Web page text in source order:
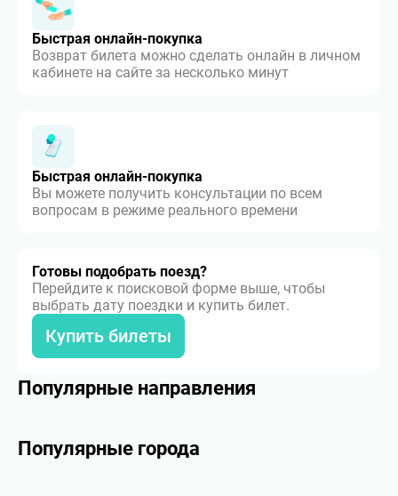
Быстрая онлайн-покупка
Возврат билета можно сделать онлайн в личном
кабинете на сайте за несколько минут
Быстрая онлайн-покупка
Вы можете получить консультации по всем
вопросам в режиме реального времени
Готовы подобрать поезд?
Перейдите к поисковой форме выше, чтобы
выбрать дату поездки и купить билет.
Купить билеты
Популярные направления
Популярные города